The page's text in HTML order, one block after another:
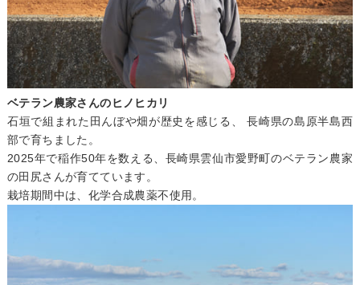
ベテラン農家さんのヒノヒカリ
石垣で組まれた田んぼや畑が歴史を感じる、 長崎県の島原半島西
部で育ちました。
2025年で稲作50年を数える、長崎県雲仙市愛野町のベテラン農家
の田尻さんが育てています。
栽培期間中は、化学合成農薬不使用。